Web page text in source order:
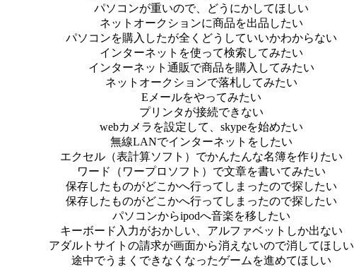
パソコンが重いので、どうにかしてほしい
ネットオークションに商品を出品したい
パソコンを購入したが全くどうしていいかわからない
インターネットを使って検索してみたい
インターネット通販で商品を購入してみたい
ネットオークションで落札してみたい
Eメールをやってみたい
プリンタが接続できない
webカメラを設定して、skypeを始めたい
無線LANでインターネットをしたい
エクセル（表計算ソフト）でかんたんな名簿を作りたい
ワード（ワープロソフト）で文章を書いてみたい
保存したものがどこかへ行ってしまったので探したい
保存したものがどこかへ行ってしまったので探したい
パソコンからipodへ音楽を移したい
キーボード入力がおかしい、アルファベットしか出ない
アダルトサイトの請求が画面から消えないので消してほしい
途中でうまくできなくなったゲームを進めてほしい